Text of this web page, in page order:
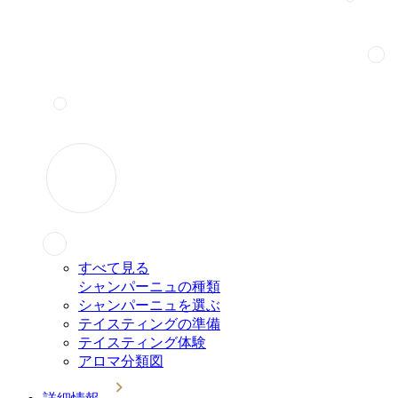
すべて見る
シャンパーニュの種類
シャンパーニュを選ぶ
テイスティングの準備
テイスティング体験
アロマ分類図